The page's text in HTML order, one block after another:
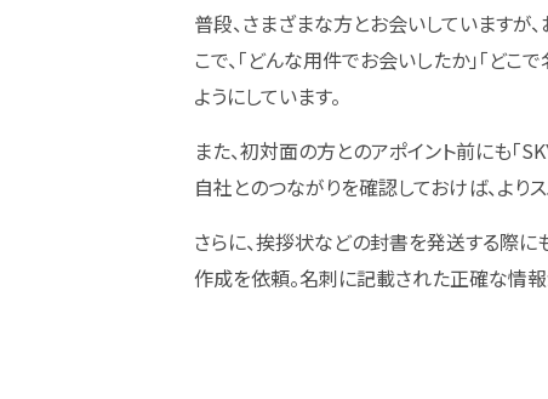
普段、さまざまな方とお会いしていますが
こで、「どんな用件でお会いしたか」「ど
ようにしています。
また、初対面の方とのアポイント前にも「
自社とのつながりを確認しておけば、より
さらに、挨拶状などの封書を発送する際に
作成を依頼。名刺に記載された正確な情